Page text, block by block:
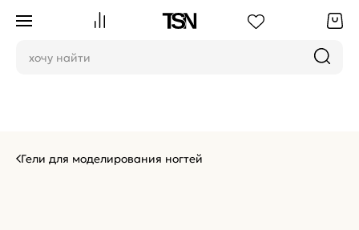
Гели для моделирования ногтей